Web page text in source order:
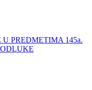
PREDMETIMA 145a.